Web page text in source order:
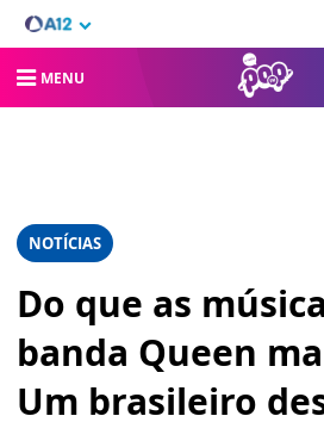
MENU
NOTÍCIAS
Do que as
banda Queen
Um brasileiro